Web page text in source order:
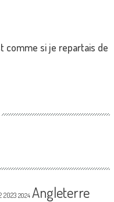
comme si je repartais de
2023 2024 Angleterre